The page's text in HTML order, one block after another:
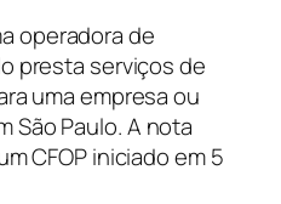
operadora de
presta serviços de
uma empresa ou
São Paulo. A nota
CFOP iniciado em 5